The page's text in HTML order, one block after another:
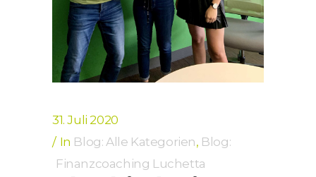
31. Juli 2020
In Blog: Alle Kategorien, Blog:
Finanzcoaching Luchetta